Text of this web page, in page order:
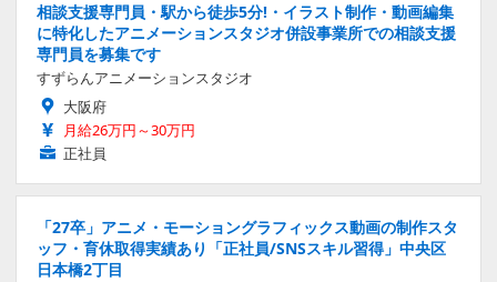
相談支援専門員・駅から徒歩5分!・イラスト制作・動画編集
に特化したアニメーションスタジオ併設事業所での相談支援
専門員を募集です
すずらんアニメーションスタジオ
大阪府
月給26万円～30万円
正社員
「27卒」アニメ・モーショングラフィックス動画の制作スタ
ッフ・育休取得実績あり「正社員/SNSスキル習得」中央区
日本橋2丁目